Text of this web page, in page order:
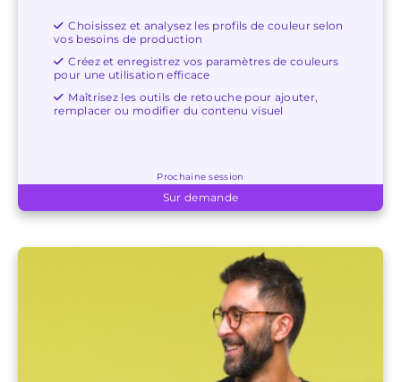
Choisissez et analysez les profils de couleur selon
vos besoins de production
Créez et enregistrez vos paramètres de couleurs
pour une utilisation efficace
Maîtrisez les outils de retouche pour ajouter,
remplacer ou modifier du contenu visuel
Prochaine session
Sur demande